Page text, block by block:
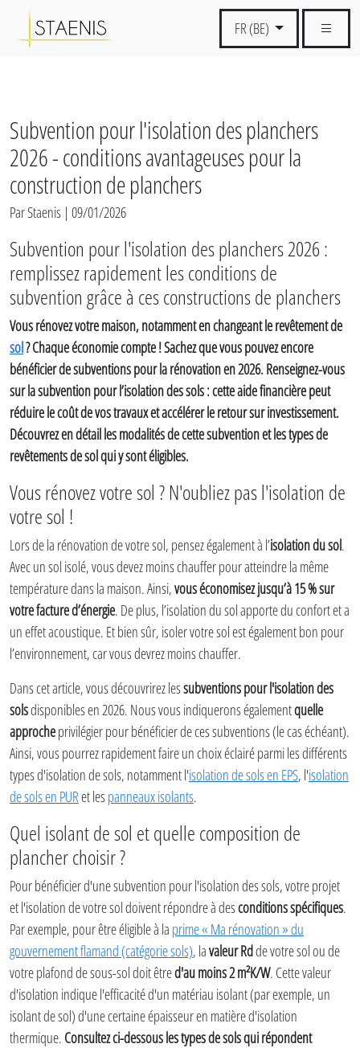
FR (BE)
Subvention pour l'isolation des planchers
2026 - conditions avantageuses pour la
construction de planchers
Par Staenis | 09/01/2026
Subvention pour l'isolation des planchers 2026 :
remplissez rapidement les conditions de
subvention grâce à ces constructions de planchers
Vous rénovez votre maison, notamment en changeant le revêtement de
sol? Chaque économie compte ! Sachez que vous pouvez encore
bénéficier de subventions pour la rénovation en 2026. Renseignez-vous
sur la subvention pour l’isolation des sols : cette aide financière peut
réduire le coût de vos travaux et accélérer le retour sur investissement.
Découvrez en détail les modalités de cette subvention et les types de
revêtements de sol qui y sont éligibles.
Vous rénovez votre sol ? N'oubliez pas l'isolation de
votre sol !
Lors de la rénovation de votre sol, pensez également à l’isolation du sol.
Avec un sol isolé, vous devez moins chauffer pour atteindre la même
température dans la maison. Ainsi,vous économisez jusqu’à 15 % sur
votre facture d’énergie. De plus, l’isolation du sol apporte du confort et a
un effet acoustique. Et bien sûr, isoler votre sol est également bon pour
l’environnement, car vous devrez moins chauffer.
Dans cet article, vous découvrirez lessubventions pour l'isolation des
solsdisponibles en 2026. Nous vous indiquerons égalementquelle
approcheprivilégier pour bénéficier de ces subventions (le cas échéant).
Ainsi, vous pourrez rapidement faire un choix éclairé parmi les différents
types d'isolation de sols, notamment l'isolation de sols en EPS, l'isolation
de sols en PURet lespanneaux isolants.
Quel isolant de sol et quelle composition de
plancher choisir ?
Pour bénéficier d'une subvention pour l'isolation des sols, votre projet
et l'isolation de votre sol doivent répondre à desconditions spécifiques.
Par exemple, pour être éligible à la prime « Ma rénovation » du
gouvernement flamand (catégorie sols), lavaleur Rdde votre sol ou de
votre plafond de sous-sol doit êtred'au moins 2 m²K/W. Cette valeur
d'isolation indique l'efficacité d'un matériau isolant (par exemple, un
isolant de sol) d'une certaine épaisseur en matière d'isolation
thermique. Consultez ci-dessous les types de sols qui répondent